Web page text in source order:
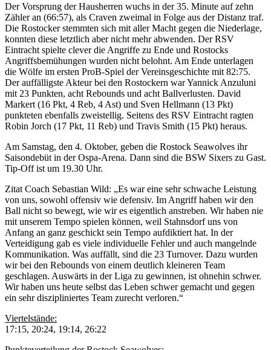
Der Vorsprung der Hausherren wuchs in der 35. Minute auf zehn
Zähler an (66:57), als Craven zweimal in Folge aus der Distanz traf.
Die Rostocker stemmten sich mit aller Macht gegen die Niederlage,
konnten diese letztlich aber nicht mehr abwenden. Der RSV
Eintracht spielte clever die Angriffe zu Ende und Rostocks
Angriffsbemühungen wurden nicht belohnt. Am Ende unterlagen
die Wölfe im ersten ProB-Spiel der Vereinsgeschichte mit 82:75.
Der auffälligste Akteur bei den Rostockern war Yannick Anzuluni
mit 23 Punkten, acht Rebounds und acht Ballverlusten. David
Markert (16 Pkt, 4 Reb, 4 Ast) und Sven Hellmann (13 Pkt)
punkteten ebenfalls zweistellig. Seitens des RSV Eintracht ragten
Robin Jorch (17 Pkt, 11 Reb) und Travis Smith (15 Pkt) heraus.
Am Samstag, den 4. Oktober, geben die Rostock Seawolves ihr
Saisondebüt in der Ospa-Arena. Dann sind die BSW Sixers zu Gast.
Tip-Off ist um 19.30 Uhr.
Zitat Coach Sebastian Wild: „Es war eine sehr schwache Leistung
von uns, sowohl offensiv wie defensiv. Im Angriff haben wir den
Ball nicht so bewegt, wie wir es eigentlich anstreben. Wir haben nie
mit unserem Tempo spielen können, weil Stahnsdorf uns von
Anfang an ganz geschickt sein Tempo aufdiktiert hat. In der
Verteidigung gab es viele individuelle Fehler und auch mangelnde
Kommunikation. Was auffällt, sind die 23 Turnover. Dazu wurden
wir bei den Rebounds von einem deutlich kleineren Team
geschlagen. Auswärts in der Liga zu gewinnen, ist ohnehin schwer.
Wir haben uns heute selbst das Leben schwer gemacht und gegen
ein sehr diszipliniertes Team zurecht verloren.“
Viertelstände:
17:15, 20:24, 19:14, 26:22